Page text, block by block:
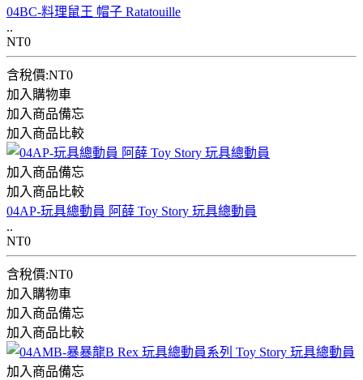
04BC-料理鼠王 帽子 Ratatouille
..
NT0
含稅價:NT0
加入購物車
加入商品備忘
加入商品比較
加入商品備忘
加入商品比較
04AP-玩具總動員 阿薛 Toy Story 玩具總動員
..
NT0
含稅價:NT0
加入購物車
加入商品備忘
加入商品比較
加入商品備忘